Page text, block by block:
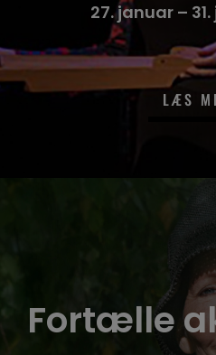
27. januar –
LÆS
Fortælle